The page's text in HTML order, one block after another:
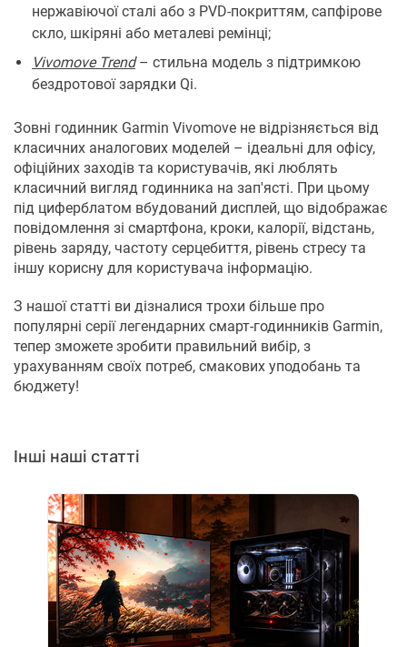
нержавіючої сталі або з PVD-покриттям, сапфірове
скло, шкіряні або металеві ремінці;
Vivomove Trend– стильна модель з підтримкою
бездротової зарядки Qi.
Зовні годинник Garmin Vivomove не відрізняється від
класичних аналогових моделей – ідеальні для офісу,
офіційних заходів та користувачів, які люблять
класичний вигляд годинника на зап'ясті. При цьому
під циферблатом вбудований дисплей, що відображає
повідомлення зі смартфона, кроки, калорії, відстань,
рівень заряду, частоту серцебиття, рівень стресу та
іншу корисну для користувача інформацію.
З нашої статті ви дізналися трохи більше про
популярні серії легендарних смарт-годинників Garmin,
тепер зможете зробити правильний вибір, з
урахуванням своїх потреб, смакових уподобань та
бюджету!
Інші наші статті